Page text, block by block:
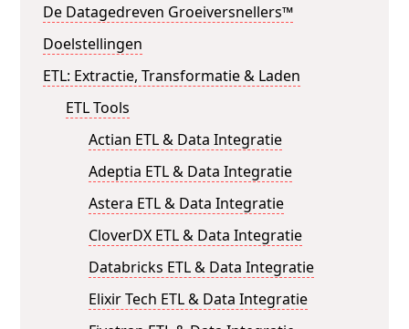
De Datagedreven Groeiversnellers™
Doelstellingen
ETL: Extractie, Transformatie & Laden
ETL Tools
Actian ETL & Data Integratie
Adeptia ETL & Data Integratie
Astera ETL & Data Integratie
CloverDX ETL & Data Integratie
Databricks ETL & Data Integratie
Elixir Tech ETL & Data Integratie